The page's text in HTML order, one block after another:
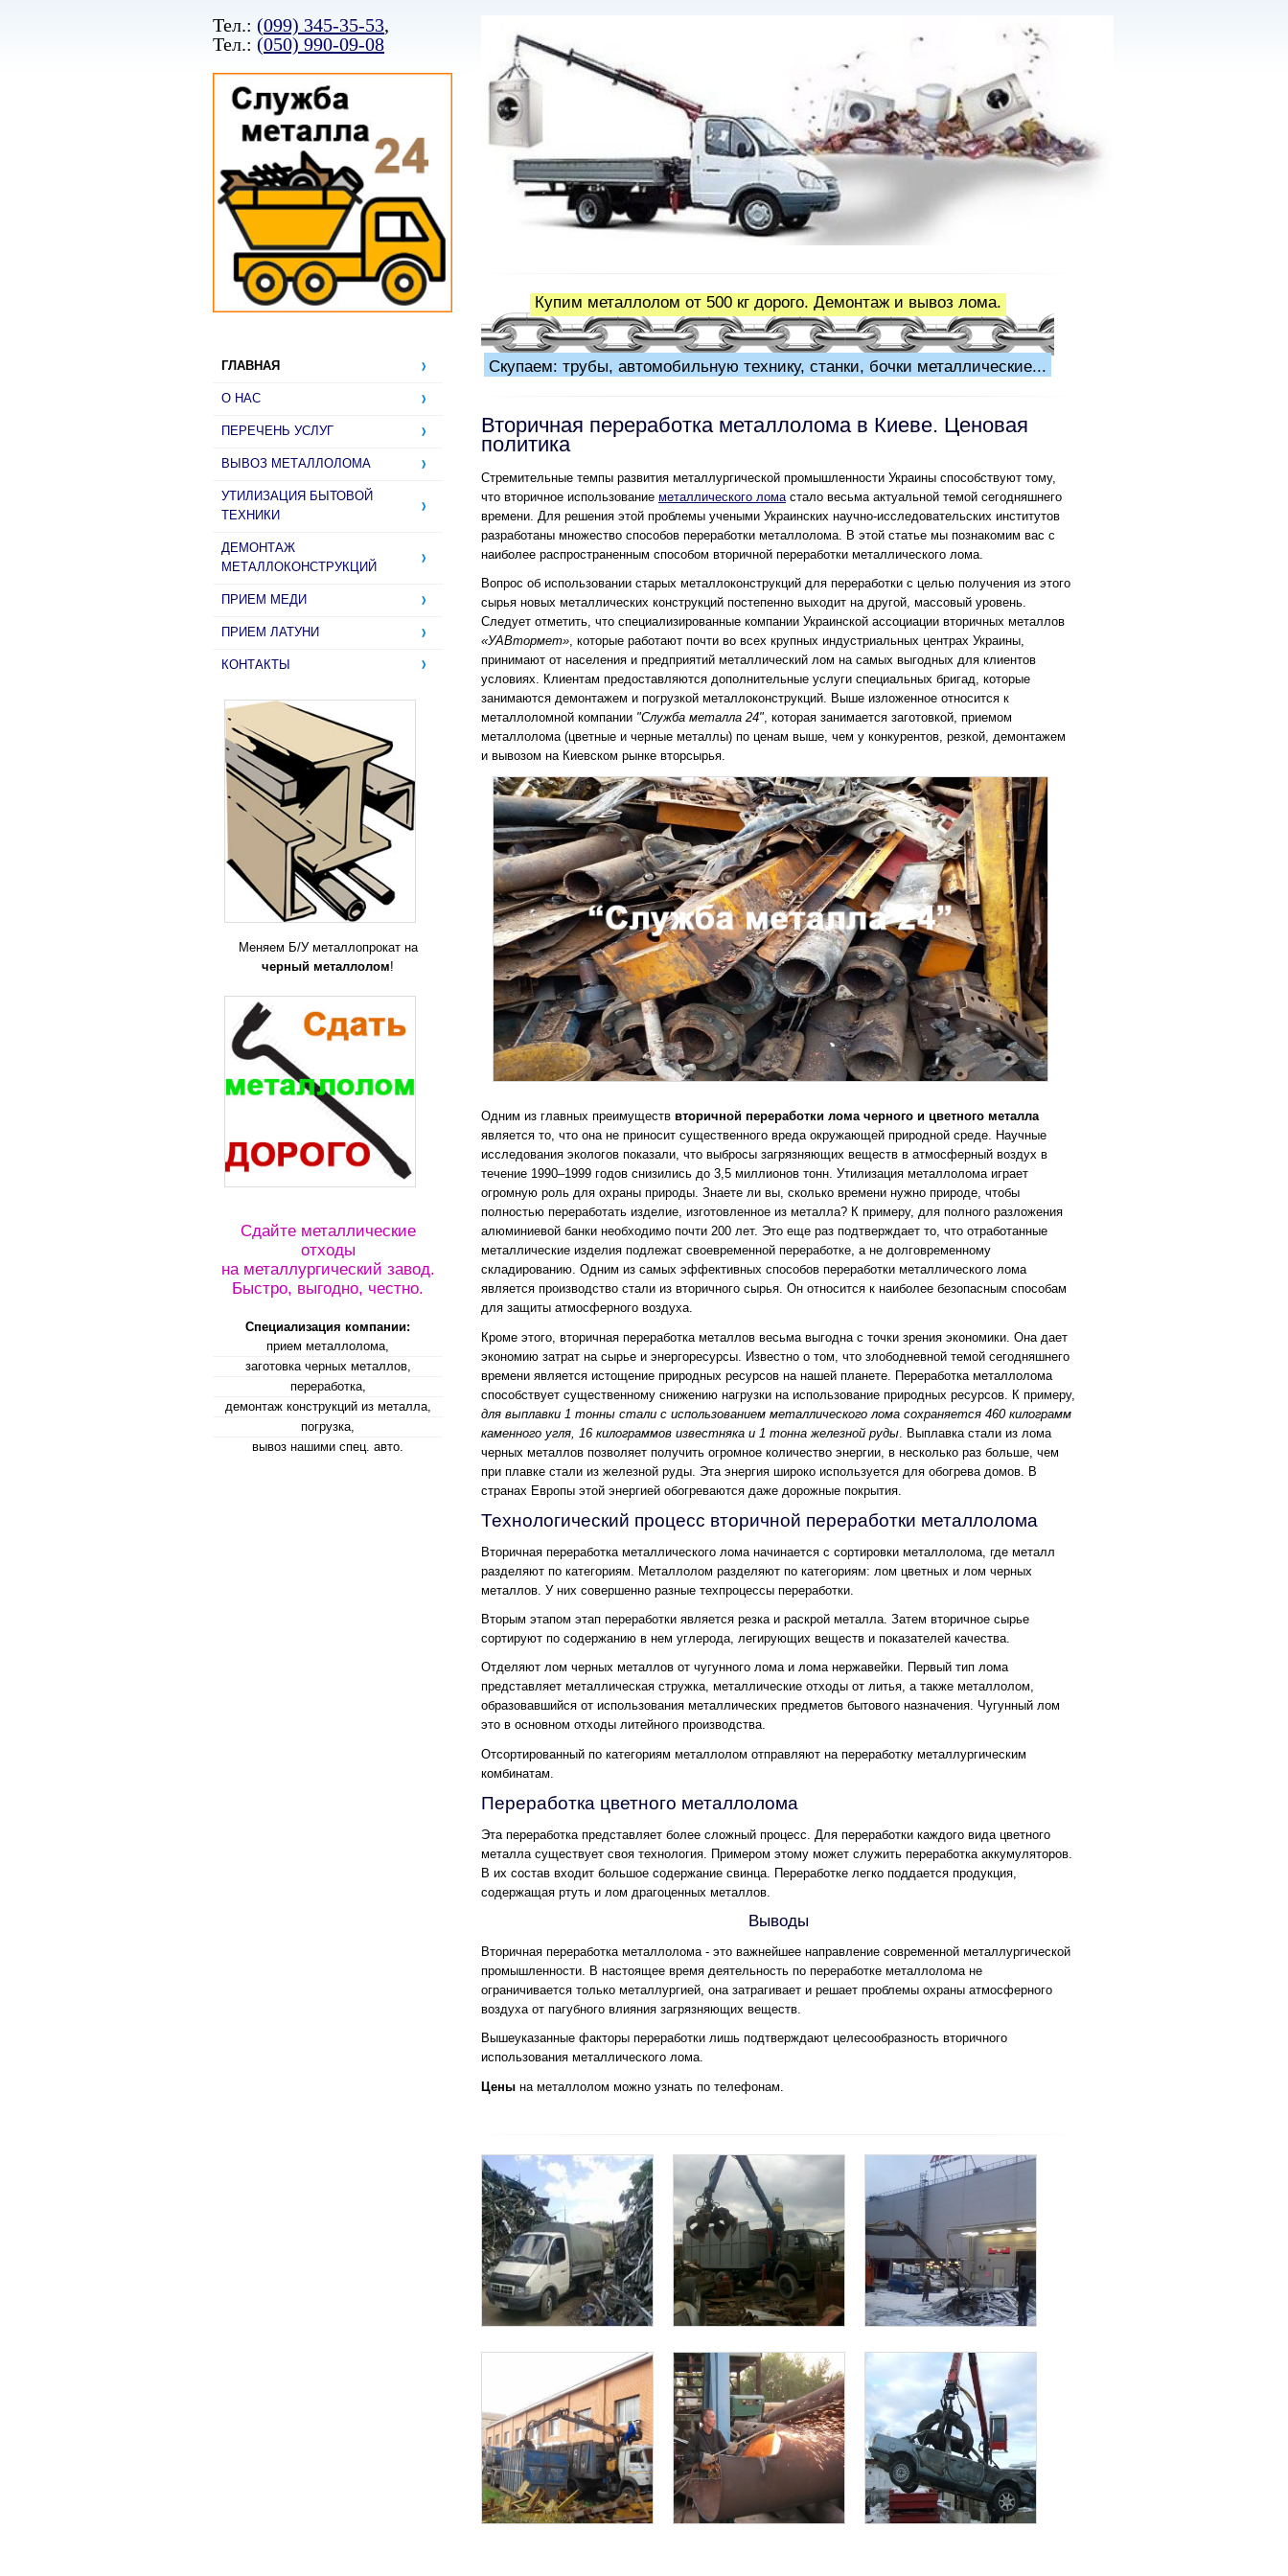
Купим металлолом от 500 кг дорого. Демонтаж и вывоз лома.
Скупаем: трубы, автомобильную технику, станки, бочки металлические...
Вторичная переработка металлолома в Киеве. Ценовая
политика
Стремительные темпы развития металлургической промышленности Украины способствуют тому,
что вторичное использование металлического ломастало весьма актуальной темой сегодняшнего
времени. Для решения этой проблемы учеными Украинских научно-исследовательских институтов
разработаны множество способов переработки металлолома. В этой статье мы познакомим вас с
наиболее распространенным способом вторичной переработки металлического лома.
Вопрос об использовании старых металлоконструкций для переработки с целью получения из этого
сырья новых металлических конструкций постепенно выходит на другой, массовый уровень.
Следует отметить, что специализированные компании Украинской ассоциации вторичных металлов
«УАВтормет», которые работают почти во всех крупных индустриальных центрах Украины,
принимают от населения и предприятий металлический лом на самых выгодных для клиентов
условиях. Клиентам предоставляются дополнительные услуги специальных бригад, которые
занимаются демонтажем и погрузкой металлоконструкций. Выше изложенное относится к
металлоломной компании "Служба металла 24", которая занимается заготовкой, приемом
металлолома (цветные и черные металлы) по ценам выше, чем у конкурентов, резкой, демонтажем
и вывозом на Киевском рынке вторсырья.
Одним из главных преимуществ вторичной переработки лома черного и цветного металла
является то, что она не приносит существенного вреда окружающей природной среде. Научные
исследования экологов показали, что выбросы загрязняющих веществ в атмосферный воздух в
течение 1990–1999 годов снизились до 3,5 миллионов тонн. Утилизация металлолома играет
огромную роль для охраны природы. Знаете ли вы, сколько времени нужно природе, чтобы
полностью переработать изделие, изготовленное из металла? К примеру, для полного разложения
алюминиевой банки необходимо почти 200 лет. Это еще раз подтверждает то, что отработанные
металлические изделия подлежат своевременной переработке, а не долговременному
складированию. Одним из самых эффективных способов переработки металлического лома
является производство стали из вторичного сырья. Он относится к наиболее безопасным способам
для защиты атмосферного воздуха.
Кроме этого, вторичная переработка металлов весьма выгодна с точки зрения экономики. Она дает
экономию затрат на сырье и энергоресурсы. Известно о том, что злободневной темой сегодняшнего
времени является истощение природных ресурсов на нашей планете. Переработка металлолома
способствует существенному снижению нагрузки на использование природных ресурсов. К примеру,
для выплавки 1 тонны стали с использованием металлического лома сохраняется 460 килограмм
каменного угля, 16 килограммов известняка и 1 тонна железной руды . Выплавка стали из лома
черных металлов позволяет получить огромное количество энергии, в несколько раз больше, чем
при плавке стали из железной руды. Эта энергия широко используется для обогрева домов. В
странах Европы этой энергией обогреваются даже дорожные покрытия.
Технологический процесс вторичной переработки металлолома
Вторичная переработка металлического лома начинается с сортировки металлолома, где металл
разделяют по категориям. Металлолом разделяют по категориям: лом цветных и лом черных
металлов. У них совершенно разные техпроцессы переработки.
Вторым этапом этап переработки является резка и раскрой металла. Затем вторичное сырье
сортируют по содержанию в нем углерода, легирующих веществ и показателей качества.
Отделяют лом черных металлов от чугунного лома и лома нержавейки. Первый тип лома
представляет металлическая стружка, металлические отходы от литья, а также металлолом,
образовавшийся от использования металлических предметов бытового назначения. Чугунный лом
это в основном отходы литейного производства.
Отсортированный по категориям металлолом отправляют на переработку металлургическим
комбинатам.
Переработка цветного металлолома
Эта переработка представляет более сложный процесс. Для переработки каждого вида цветного
металла существует своя технология. Примером этому может служить переработка аккумуляторов.
В их состав входит большое содержание свинца. Переработке легко поддается продукция,
содержащая ртуть и лом драгоценных металлов.
Выводы
Вторичная переработка металлолома - это важнейшее направление современной металлургической
промышленности. В настоящее время деятельность по переработке металлолома не
ограничивается только металлургией, она затрагивает и решает проблемы охраны атмосферного
воздуха от пагубного влияния загрязняющих веществ.
Вышеуказанные факторы переработки лишь подтверждают целесообразность вторичного
использования металлического лома.
Цены на металлолом можно узнать по телефонам.
Тел.: (099) 345-35-53,
Тел.: (050) 990-09-08
ГЛАВНАЯ
О НАС
ПЕРЕЧЕНЬ УСЛУГ
ВЫВОЗ МЕТАЛЛОЛОМА
УТИЛИЗАЦИЯ БЫТОВОЙ
ТЕХНИКИ
ДЕМОНТАЖ
МЕТАЛЛОКОНСТРУКЦИЙ
ПРИЕМ МЕДИ
ПРИЕМ ЛАТУНИ
КОНТАКТЫ
Меняем Б/У металлопрокат на
черный металлолом!
Сдайте металлические
отходы
на металлургический завод.
Быстро, выгодно, честно.
Специализация компании:
прием металлолома,
заготовка черных металлов,
переработка,
демонтаж конструкций из металла,
погрузка,
вывоз нашими спец. авто.